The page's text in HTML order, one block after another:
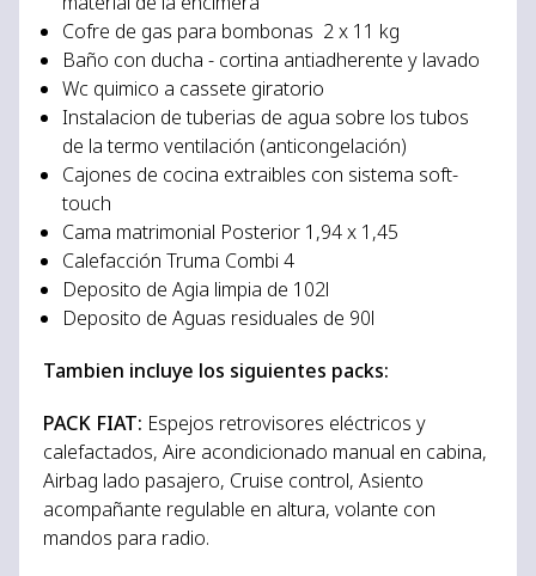
Cofre de gas para bombonas 2 x 11 kg
Baño con ducha - cortina antiadherente y lavado
Wc quimico a cassete giratorio
Instalacion de tuberias de agua sobre los tubos
de la termo ventilación (anticongelación)
Cajones de cocina extraibles con sistema soft-
touch
Cama matrimonial Posterior 1,94 x 1,45
Calefacción Truma Combi 4
Deposito de Agia limpia de 102l
Deposito de Aguas residuales de 90l
Tambien incluye los siguientes packs:
PACK FIAT: Espejos retrovisores eléctricos y
calefactados, Aire acondicionado manual en cabina,
Airbag lado pasajero, Cruise control, Asiento
acompañante regulable en altura, volante con
mandos para radio.